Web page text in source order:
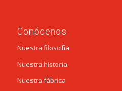
Conócenos
Nuestra filosofía
Nuestra historia
Nuestra fábrica